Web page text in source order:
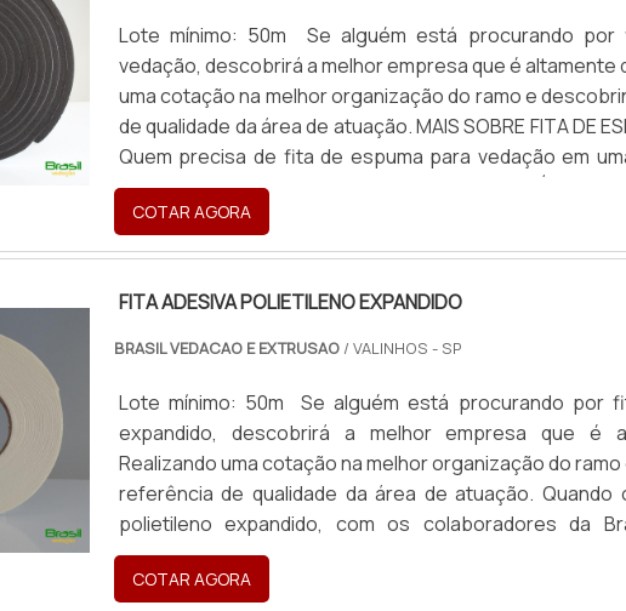
Lote mínimo: 50m Se alguém está procurando
vedação, descobrirá a melhor empresa que é altamente
uma cotação na melhor organização do ramo e
de qualidade da área de atuação. MAIS SOBRE FITA DE
Quem precisa de fita de espuma para vedação em
consegue encontrar o site da Brasil Vedação. É
fa...
COTAR AGORA
FITA ADESIVA POLIETILENO EXPANDIDO
BRASIL VEDACAO E EXTRUSAO / VALINHOS - SP
Lote mínimo: 50m Se alguém está procurando por
expandido, descobrirá a melhor empresa que é
Realizando uma cotação na melhor organização do
referência de qualidade da área de atuação.
polietileno expandido, com os colaboradores da
encontrar excelente custo-benefício com cores
desbotam...
COTAR AGORA